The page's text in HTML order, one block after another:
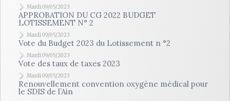
Mardi 09/05/2023
APPROBATION DU CG 2022 BUDGET
LOTISSEMENT N° 2
Mardi 09/05/2023
Vote du Budget 2023 du Lotissement n °2
Mardi 09/05/2023
Vote des taux de taxes 2023
Mardi 09/05/2023
Renouvellement convention oxygène médical pour
le SDIS de l’Ain